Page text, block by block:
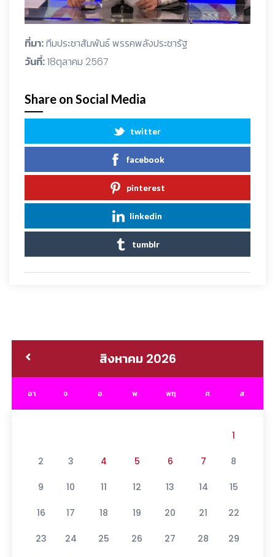
ที่มา:ทีมประชาสัมพันธ์ พรรคพลังประชารัฐ
วันที่:18ตุลาคม 2567
Share on Social Media
twitter
facebook
pinterest
linkedin
tumblr
สิงหาคม 2026
อา. จ. อ. พ. พฤ. ศ. ส.
1
2 3 4 5 6 7 8
9 10 11 12 13 14 15
16 17 18 19 20 21 22
23 24 25 26 27 28 29